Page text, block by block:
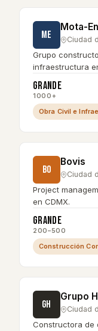
ME
Mota-
Ciudad
Grupo
infraestructura
Grande
1000+
Obra Civil e
BO
Bovis
Ciudad
Project
en CDMX.
Grande
200–500
Construcción
GH
Grupo
Ciudad
Constructora de